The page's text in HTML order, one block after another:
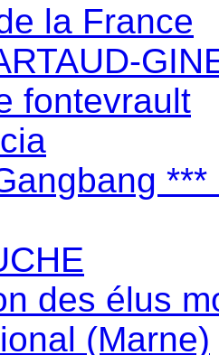
la France
fontevrault
***
des élus
(Marne)